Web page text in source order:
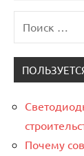
для:
Почему